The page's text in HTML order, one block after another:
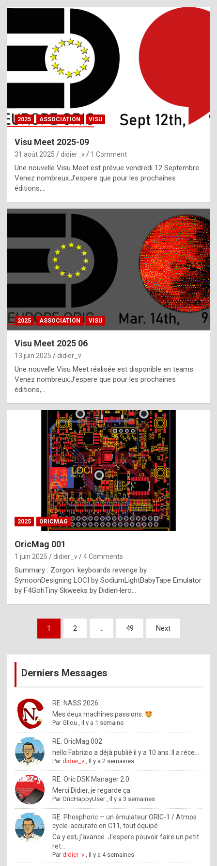
l
,
g
h
t
f
h
a
t
t
e
b
e
s
t
p
h
o
n
y
l
e
x
a
%
a
d
e
b
y
R
o
l
e
.
2025 ASSOCIATION VISU
Visu Meet 2025-09
31 août 2025 didier_v 1 Comment
Une nouvelle Visu Meet est prévue vendredi 12 Septembre.
Venez nombreux.J’espere que pour les prochaines
éditions,…
2025 ASSOCIATION VISU
Visu Meet 2025 06
13 juin 2025 didier_v
Une nouvelle Visu Meet réalisée est disponible en teams.
Venez nombreux.J’espere que pour les prochaines
éditions,…
2025 ORICMAG
OricMag 001
1 juin 2025 didier_v 4 Comments
Summary : Zorgon: keyboards revenge by
SymoonDesigning LOCI by SodiumLightBabyTape Emulator
by F4GohTiny Skweeks by DidierHero…
Pagination
publications
1 2 … 49 Next
Derniers Messages
RE: NASS 2026
Mes deux machines passions.
ParGliou ,Il y a 1 semaine
RE: OricMag 002
hello Fabrizio a déjà publié il y a 10 ans. Il a réce...
Pardidier_v ,Il y a 2 semaines
RE: Oric DSK Manager 2.0
Merci Didier, je regarde ça.
ParOricHappyUser,Il y a 3 semaines
RE: Phosphoric — un émulateur ORIC-1 / Atmos
cycle-accurate en C11, tout équipé
Ca y est, j'avance. J'espere pouvoir faire un petit
ret...
Pardidier_v ,Il y a 4 semaines